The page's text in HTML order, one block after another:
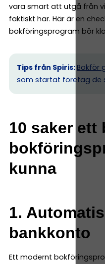
vara smart att utgå från
faktiskt har. Här är en
bokföringsprogram bör
Tips från Spiris: Bokför
som startat företag de
10 saker ett
kunna
1.
bankkonto
Ett modernt